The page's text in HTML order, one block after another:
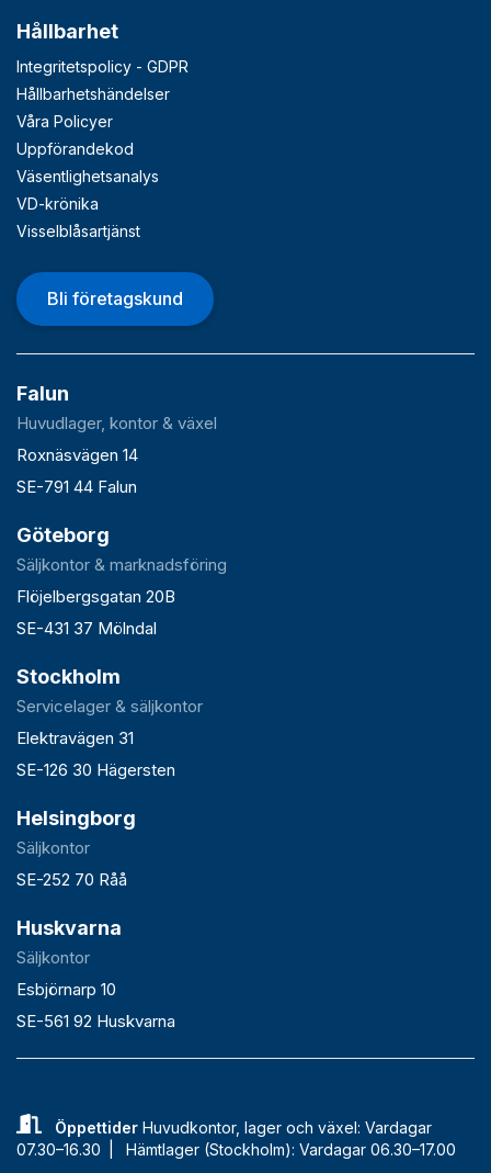
Hållbarhet
Integritetspolicy - GDPR
Hållbarhetshändelser
Våra Policyer
Uppförandekod
Väsentlighetsanalys
VD-krönika
Visselblåsartjänst
Bli företagskund
Falun
Huvudlager, kontor & växel
Roxnäsvägen 14
SE-791 44 Falun
Göteborg
Säljkontor & marknadsföring
Flöjelbergsgatan 20B
SE-431 37 Mölndal
Stockholm
Servicelager & säljkontor
Elektravägen 31
SE-126 30 Hägersten
Helsingborg
Säljkontor
SE-252 70 Råå
Huskvarna
Säljkontor
Esbjörnarp 10
SE-561 92 Huskvarna
ÖppettiderHuvudkontor, lager och växel: Vardagar
07.30–16.30 |
Hämtlager (Stockholm): Vardagar 06.30–17.00